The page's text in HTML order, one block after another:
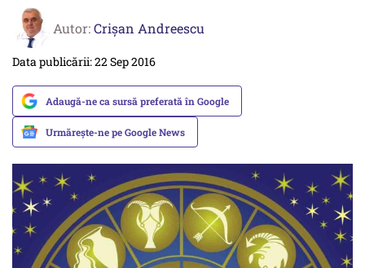
Autor:Crişan Andreescu
Data publicării: 22 Sep 2016
Adaugă-ne ca sursă preferată în Google
Urmărește-ne pe Google News